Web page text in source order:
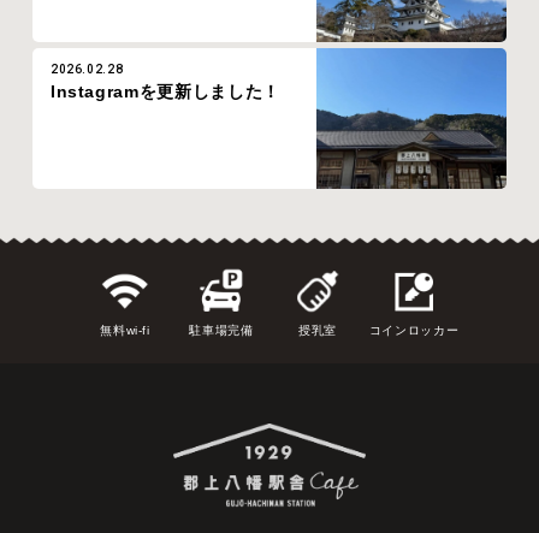
2026.02.28
Instagramを更新しました！
無料wi-fi 駐車場完備 授乳室 コインロッカー